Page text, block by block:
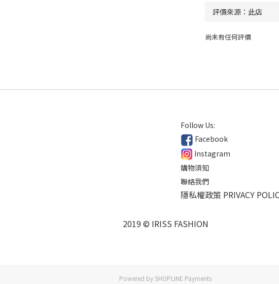
尚未有任何評價
Follow Us:
Facebook
Instagram
購物須知
聯絡我們
隱私權政策 PRIVACY
2019 © IRISS FASHION
Powered by SHOPLINE Payments